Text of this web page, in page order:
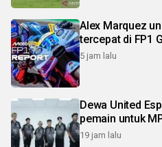
Alex Marquez
tercepat di FP1
5 jam lalu
Dewa United
pemain untuk
19 jam lalu